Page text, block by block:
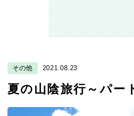
その他 2021.08.23
夏の山陰旅行～パー